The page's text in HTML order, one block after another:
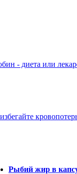
- диета или
Рыбий жир в